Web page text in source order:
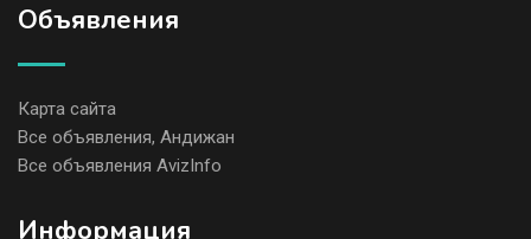
Объявления
Карта сайта
Все объявления, Андижан
Все объявления AvizInfo
Информация